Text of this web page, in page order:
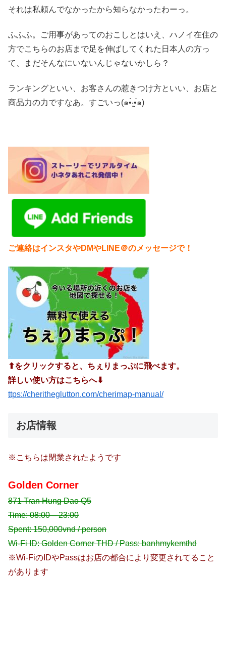
それは私頼んでなかったから知らなかったわーっ。
ふふふ。ご用事があってのおこしとはいえ、ハノイ在住の
方でこちらのお店まで足を伸ばしてくれた日本人の方っ
て、まだそんなにいないんじゃないかしら？
ランキングといい、お客さんの惹きつけ方といい、お店と
商品力の力ですなあ。すごいっ(๑•̀‧̫•́๑)
ご連絡はインスタやDMやLINE＠のメッセージで！
⬆︎をクリックすると、ちぇりまっぷに飛べます。
詳しい使い方はこちらへ⬇︎
ttps://cheritheglutton.com/cherimap-manual/
お店情報
※こちらは閉業されたようです
Golden Corner
871 Tran Hung Dao Q5
Time: 08:00 – 23:00
Spent: 150,000vnd / person
Wi-Fi ID: Golden Corner THD / Pass: banhmykemthd
※Wi-FiのIDやPassはお店の都合により変更されてること
があります